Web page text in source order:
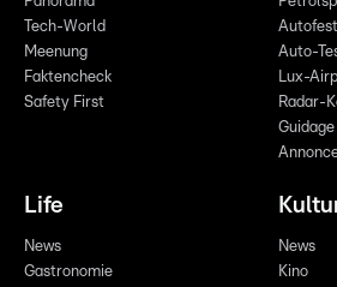
Tech-World
Meenung
Faktencheck
Safety First
Auto-
Lux-
Radar-
Life
News
Gastronomie
News
Kino